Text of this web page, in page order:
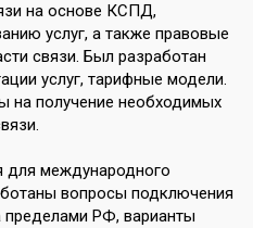
на основе КСПД,
услуг, а также правовые
связи. Был разработан
услуг, тарифные модели.
на получение необходимых
для международного
вопросы подключения
РФ, варианты